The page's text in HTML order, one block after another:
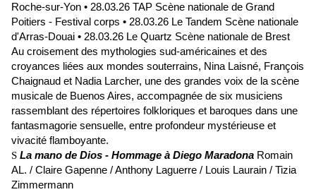
Roche-sur-Yon • 28.03.26 TAP Scène nationale de Grand
Poitiers - Festival corps • 28.03.26 Le Tandem Scène nationale
d'Arras-Douai • 28.03.26 Le Quartz Scène nationale de Brest
Au croisement des mythologies sud-américaines et des
croyances liées aux mondes souterrains, Nina Laisné, François
Chaignaud et Nadia Larcher, une des grandes voix de la scène
musicale de Buenos Aires, accompagnée de six musiciens
rassemblant des répertoires folkloriques et baroques dans une
fantasmagorie sensuelle, entre profondeur mystérieuse et
vivacité flamboyante.
S La mano de Dios - Hommage à Diego Maradona Romain
AL. / Claire Gapenne / Anthony Laguerre / Louis Laurain / Tizia
Zimmermann